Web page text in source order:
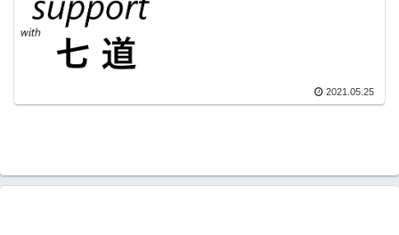
2021.05.25